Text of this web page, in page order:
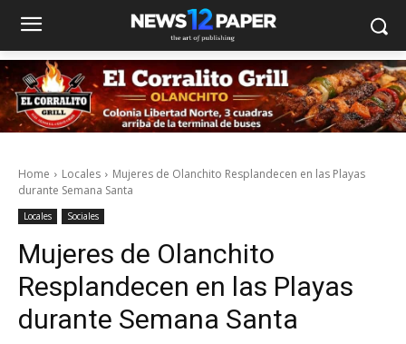
Home Locales
Mujeres de Olanchito Resplandecen en las Playas
durante Semana Santa
Locales Sociales
Mujeres de Olanchito
Resplandecen en las Playas
durante Semana Santa